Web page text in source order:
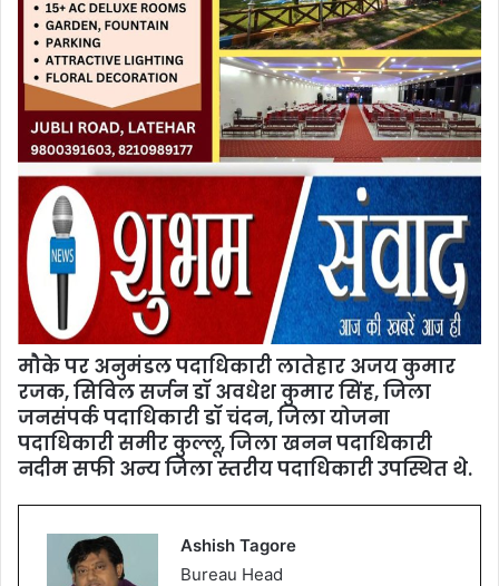
मौके पर अनुमंडल पदाधिकारी लातेहार अजय कुमार
रजक, सिविल सर्जन डॉ अवधेश कुमार सिंह, जिला
जनसंपर्क पदाधिकारी डॉ चंदन, जिला योजना
पदाधिकारी समीर कुल्लू, जिला खनन पदाधिकारी
नदीम सफी अन्य जिला स्तरीय पदाधिकारी उपस्थित थे.
Ashish Tagore
Bureau Head